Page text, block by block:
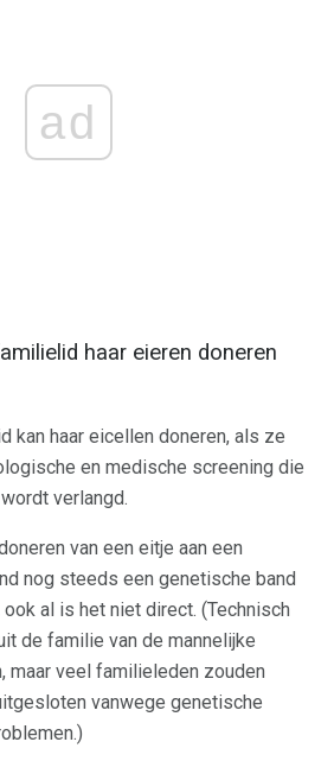
ad
haar eieren doneren
kan haar eicellen doneren, als ze
en medische screening die
verlangd.
van een eitje aan een
nog steeds een genetische band
al is het niet direct. (Technisch
de familie van de mannelijke
maar veel familieleden zouden
vanwege genetische